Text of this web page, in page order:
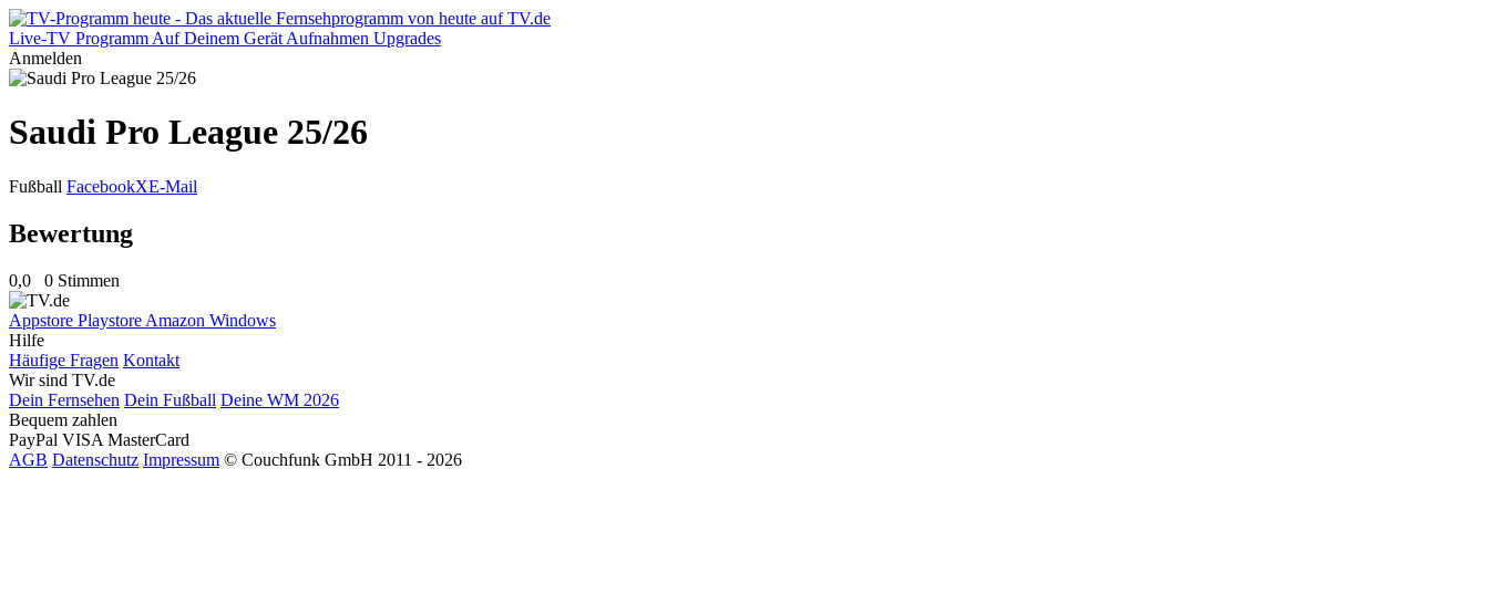
Live-TV Programm Auf Deinem Gerät Aufnahmen Upgrades
Anmelden
Saudi Pro League 25/26
Fußball FacebookXE-Mail
Bewertung
0,0 0 Stimmen
Appstore Playstore Amazon Windows
Hilfe
Häufige Fragen Kontakt
Wir sind TV.de
Dein Fernsehen Dein Fußball Deine WM 2026
Bequem zahlen
PayPal VISA MasterCard
AGB Datenschutz Impressum © Couchfunk GmbH 2011 - 2026